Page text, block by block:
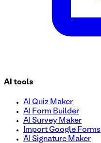
AI tools
AI Quiz Maker
AI Form Builder
AI Survey Maker
Import Google Forms
AI Signature Maker